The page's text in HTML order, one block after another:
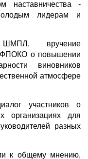
наставничества -
лидерам и
ШМПЛ, вручение
ФПОКО о повышении
виновников
атмосфере
участников о
организациях для
разных
к общему мнению,